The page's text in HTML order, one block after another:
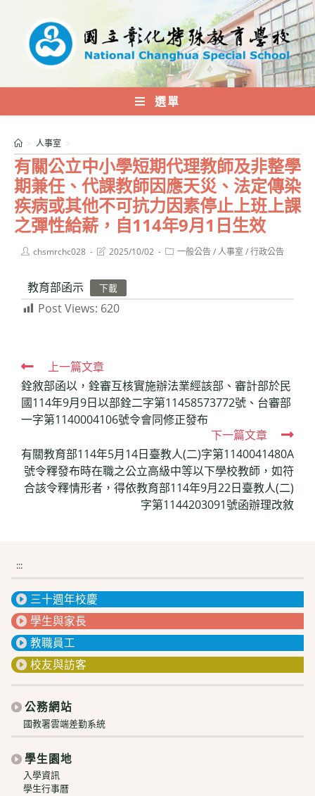
內
選單
有關公立中小學短期代理教師及非整學
期兼任、代課教師因應天災、法定傳染
疾病或其他不可抗力因素停止上班上課
之彈性給薪，自114年9月1日生效
> 人事室 >
Postchsmrchc028
Post2025/10/02
Post一般公告/人事室 /行政公告
教育部函示 下載
Post Views: 620
Read
more
articles
上一篇文章
銓敘部函以，銓審互核實施辦法業經該部、審計部於民
國114年9月9日以部銓二字第11458573772號、台審部
一字第1140004106號令會同修正發布
下一篇文章
有關教育部114年5月14日臺教人(二)字第1140041480A
號令釋發布時在職之公立高級中等以下學校教師，如符
合該令釋情形者，得依教育部114年9月22日臺教人(二)
字第1144203091號函辦理改敘
:::
三十週年校慶
學生與家長
教職員工
校友與訪客
公務網站
國教署雲端差勤系統
學生園地
入學資訊
學生行事曆